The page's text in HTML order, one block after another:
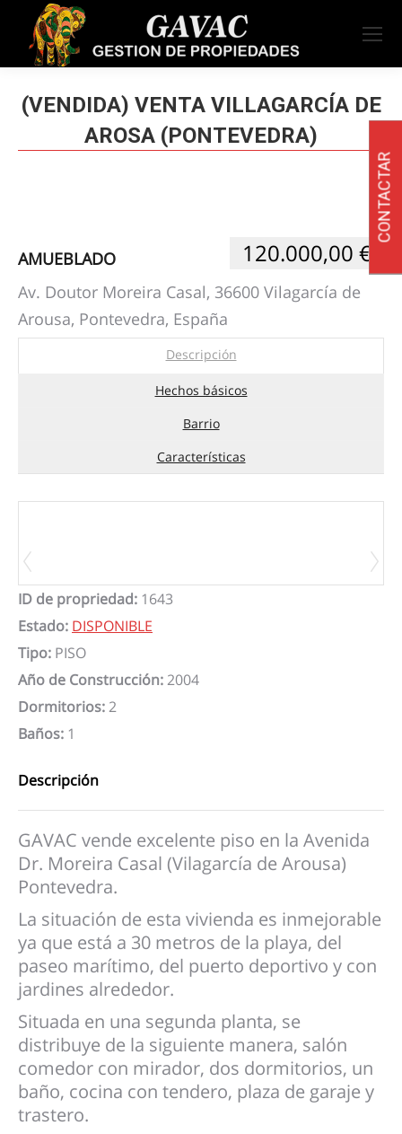
(VENDIDA) VENTA VILLAGARCÍA DE
AROSA (PONTEVEDRA)
AMUEBLADO 120.000,00 €
Av. Doutor Moreira Casal, 36600 Vilagarcía de
Arousa, Pontevedra, España
Descripción
Hechos básicos
Barrio
Características
ID de propriedad: 1643
Estado: DISPONIBLE
Tipo: PISO
Año de Construcción:2004
Dormitorios:2
Baños: 1
Descripción
GAVAC vende excelente piso en la Avenida
Dr. Moreira Casal (Vilagarcía de Arousa)
Pontevedra.
La situación de esta vivienda es inmejorable
ya que está a 30 metros de la playa, del
paseo marítimo, del puerto deportivo y con
jardines alrededor.
Situada en una segunda planta, se
distribuye de la siguiente manera, salón
comedor con mirador, dos dormitorios, un
baño, cocina con tendero, plaza de garaje y
trastero.
CONTACTAR